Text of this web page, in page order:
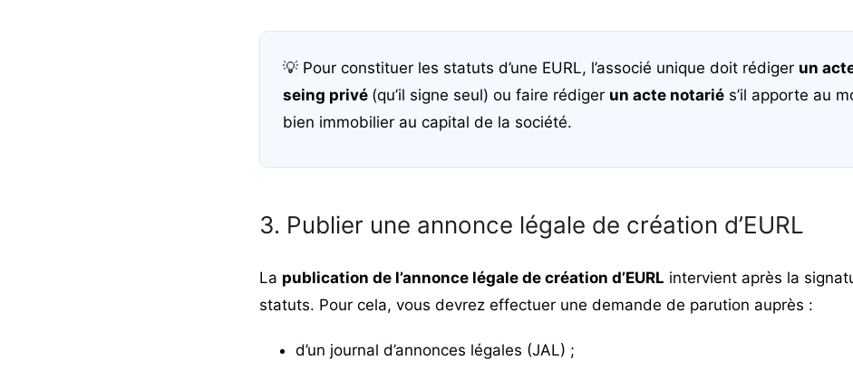
💡 Pour constituer les statuts d’une EURL, l’associé unique doit rédiger un
seing privé (qu’il signe seul) ou faire rédiger un acte notariés’il apporte au
bien immobilier au capital de la société.
3. Publier une annonce légale de création d’EURL
La publication de l’annonce légale de création d’EURL intervient après la
statuts. Pour cela, vous devrez effectuer une demande de parution auprès :
d’un journal d’annonces légales (JAL) ;